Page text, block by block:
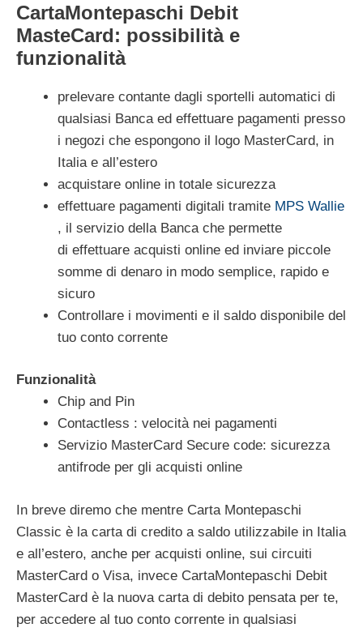
CartaMontepaschi Debit
MasteCard: possibilità e
funzionalità
prelevare contante dagli sportelli automatici di
qualsiasi Banca ed effettuare pagamenti presso
i negozi che espongono il logo MasterCard, in
Italia e all’estero
acquistare online in totale sicurezza
effettuare pagamenti digitali tramite MPS Wallie
, il servizio della Banca che permette
di effettuare acquisti online ed inviare piccole
somme di denaro in modo semplice, rapido e
sicuro
Controllare i movimenti e il saldo disponibile del
tuo conto corrente
Funzionalità
Chip and Pin
Contactless : velocità nei pagamenti
Servizio MasterCard Secure code: sicurezza
antifrode per gli acquisti online
In breve diremo che mentre Carta Montepaschi
Classic è la carta di credito a saldo utilizzabile in Italia
e all’estero, anche per acquisti online, sui circuiti
MasterCard o Visa, invece CartaMontepaschi Debit
MasterCard è la nuova carta di debito pensata per te,
per accedere al tuo conto corrente in qualsiasi